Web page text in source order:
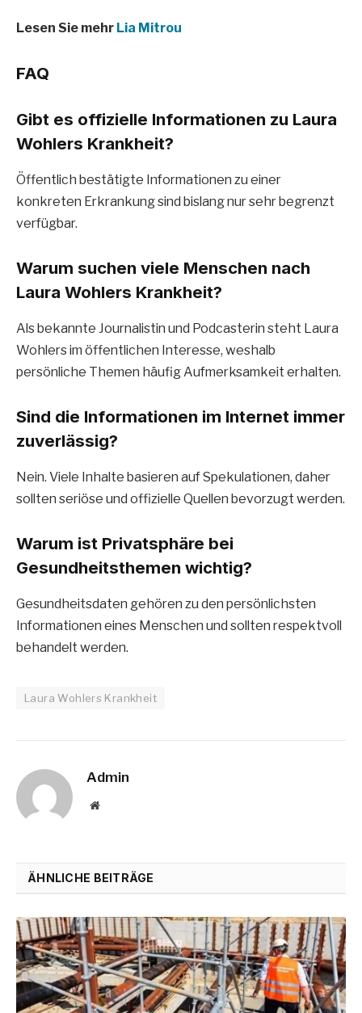
Lesen Sie mehr Lia Mitrou
FAQ
Gibt es offizielle Informationen zu Laura
Wohlers Krankheit?
Öffentlich bestätigte Informationen zu einer
konkreten Erkrankung sind bislang nur sehr begrenzt
verfügbar.
Warum suchen viele Menschen nach
Laura Wohlers Krankheit?
Als bekannte Journalistin und Podcasterin steht Laura
Wohlers im öffentlichen Interesse, weshalb
persönliche Themen häufig Aufmerksamkeit erhalten.
Sind die Informationen im Internet immer
zuverlässig?
Nein. Viele Inhalte basieren auf Spekulationen, daher
sollten seriöse und offizielle Quellen bevorzugt werden.
Warum ist Privatsphäre bei
Gesundheitsthemen wichtig?
Gesundheitsdaten gehören zu den persönlichsten
Informationen eines Menschen und sollten respektvoll
behandelt werden.
Laura Wohlers Krankheit
Admin
Website
ÄHNLICHE BEITRÄGE